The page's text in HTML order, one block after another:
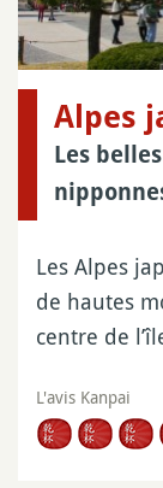
Alpes
Les
Les Alpes
de hautes
centre de
L'avis Kanpai